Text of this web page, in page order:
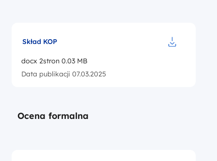
Skład KOP
docx 2stron 0.03 MB
Data publikacji 07.03.2025
Ocena formalna